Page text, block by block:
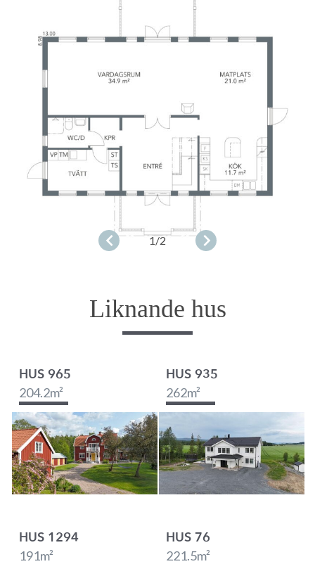
1/2
Liknande hus
HUS 965
204.2m²
HUS 935
262m²
HUS 1294
191m²
HUS 76
221.5m²